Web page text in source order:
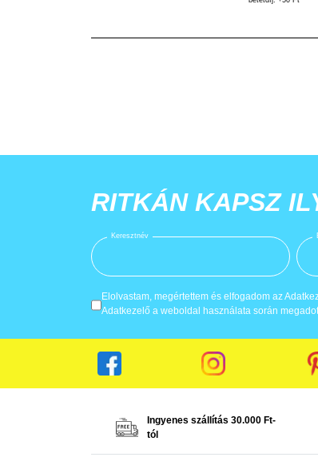
RITKÁN KAPSZ
Keresztnév
Elolvastam, megértettem és elfogadom az
Adatkezelő a weboldal használata során
Ingyenes szállítás 30.000 Ft-
tól